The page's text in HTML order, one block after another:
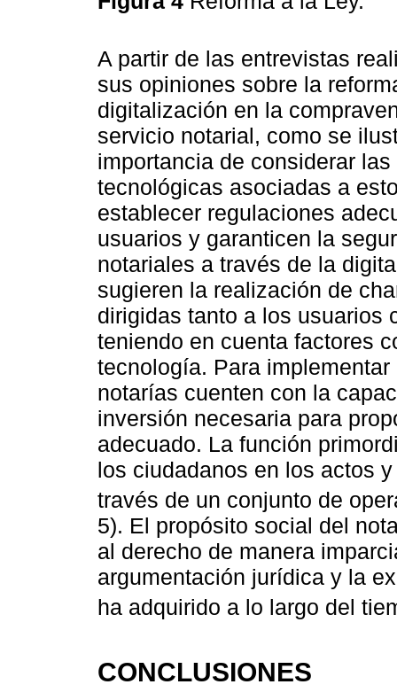
A partir de las entrevistas
sus opiniones sobre la
digitalización en la
servicio notarial, como se
importancia de considerar
tecnológicas asociadas a
establecer regulaciones
usuarios y garanticen la
notariales a través de la
sugieren la realización de
dirigidas tanto a los usuarios
teniendo en cuenta factores
tecnología. Para
notarías cuenten con la
inversión necesaria para
adecuado. La función
los ciudadanos en los actos
través de un conjunto de
5). El propósito social del
al derecho de manera
argumentación jurídica y la
ha adquirido a lo largo del
CONCLUSIONES